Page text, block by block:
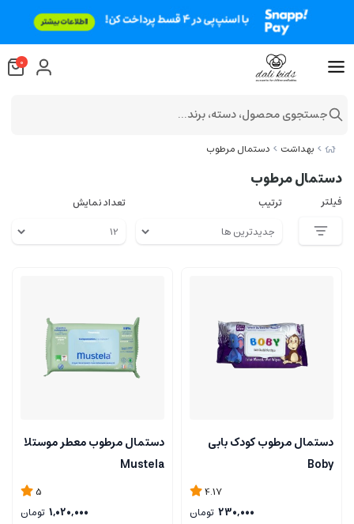
بهداشت دستمال مرطوب
دستمال مرطوب
فیلتر ترتیب تعداد نمایش
دستمال مرطوب کودک بابی
Boby
4.17
230,000 تومان
دستمال مرطوب معطر موستلا
Mustela
5
1,020,000 تومان
0
جستجوی محصول، دسته، برند...